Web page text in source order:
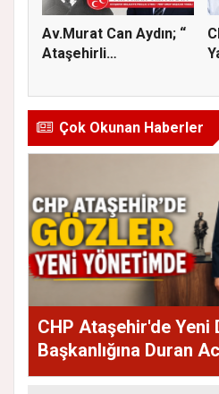
Av.Murat Can Aydın; “
Ataşehirli
Çok Okunan Haberler
CHP Ataşehir'de Yeni
Başkanlığına Duran